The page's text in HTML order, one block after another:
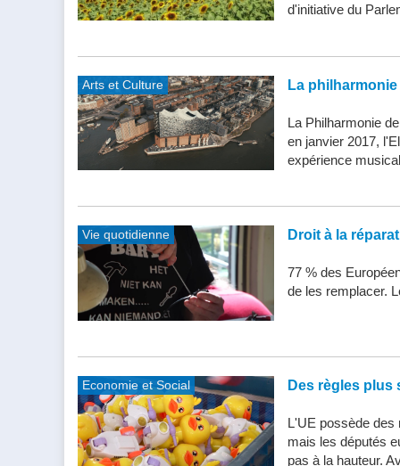
d'initiative du
Arts et Culture La
La Philharmonie
en janvier 2017,
expérience
Vie quotidienne Droit à la
77 % des
de les remplacer.
Economie et Social Des règles plus
L'UE possède des
mais les députés
pas à la hauteur.